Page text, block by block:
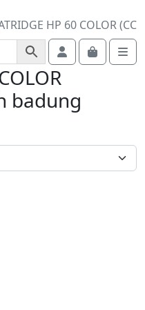
HP 60 COLOR
AccountCart
badung